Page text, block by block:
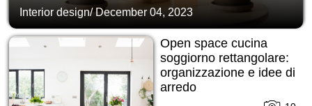
Interior design/December 04, 2023
Open space cucina
soggiorno rettangolare:
organizzazione e idee di
arredo